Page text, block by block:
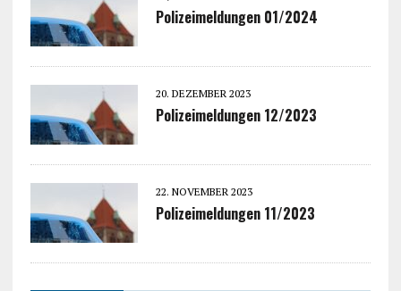
Polizeimeldungen 01/2024
20. DEZEMBER 2023
Polizeimeldungen 12/2023
22. NOVEMBER 2023
Polizeimeldungen 11/2023